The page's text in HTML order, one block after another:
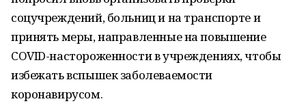
соцучреждений, больниц и на транспорте и
принять меры, направленные на повышение
COVID-настороженности в учреждениях, чтобы
избежать вспышек заболеваемости
коронавирусом.